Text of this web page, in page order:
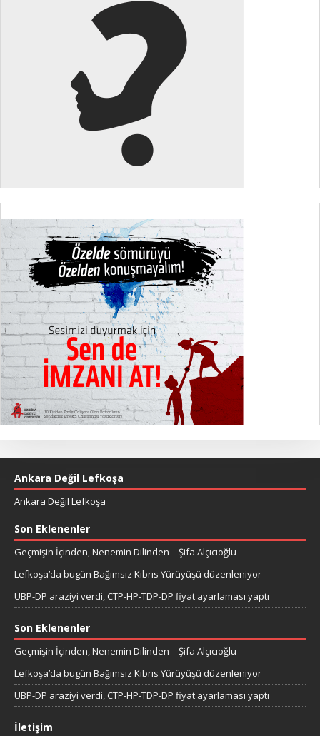
Ankara Değil Lefkoşa
Ankara Değil Lefkoşa
Son Eklenenler
Geçmişin İçinden, Nenemin Dilinden – Şifa Alçıcıoğlu
Lefkoşa’da bugün Bağımsız Kıbrıs Yürüyüşü düzenleniyor
UBP-DP araziyi verdi, CTP-HP-TDP-DP fiyat ayarlaması yaptı
Son Eklenenler
Geçmişin İçinden, Nenemin Dilinden – Şifa Alçıcıoğlu
Lefkoşa’da bugün Bağımsız Kıbrıs Yürüyüşü düzenleniyor
UBP-DP araziyi verdi, CTP-HP-TDP-DP fiyat ayarlaması yaptı
İletişim